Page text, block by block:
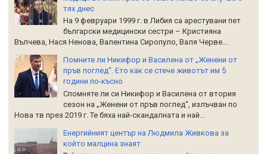
тях днес
На 9 февруари 1999 г. в Либия са арестувани пет
български медицински сестри – Кристияна
Вълчева, Нася Ненова, Валентина Сиропуло, Валя Черве...
Помните ли Никифор и Василена от „Женени от
пръв поглед“. Ето как се стече животът им 5
години по-късно
Спомняте ли си Никифор и Василена от втория
сезон на „Женени от пръв поглед“, излъчван по
Нова тв през 2019 г. Те бяха най-скандалната и най...
Енергийният център на Людмила Живкова за
който малцина знаят